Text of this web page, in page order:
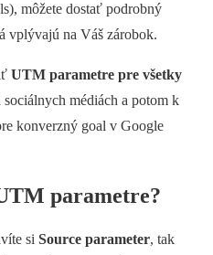
môžete dostať podrobný
vplývajú na Váš zárobok.
UTM parametre pre všetky
médiách a potom k
konverzný goal v Google
parametre?
si Source parameter, tak